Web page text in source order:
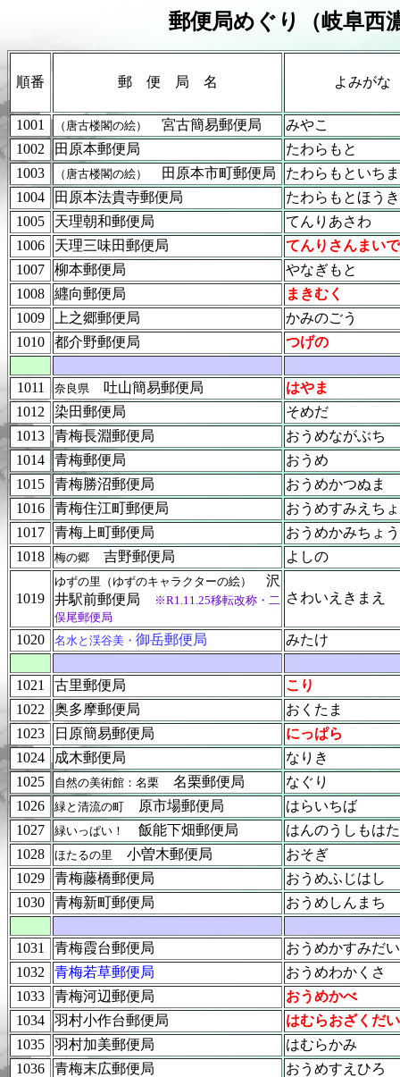
郵便局めぐり（岐阜西
順番 郵 便 局 名 よみがな
1001 （唐古楼閣の絵） 宮古簡易郵便局
みやこ
1002
田原本郵便局
たわらもと
1003
（唐古楼閣の絵） 田原本市町郵便局
たわらもといち
1004
田原本法貴寺郵便局
たわらもとほう
1005
天理朝和郵便局
てんりあさわ
1006
天理三味田郵便局
てんりさんまい
1007
柳本郵便局
やなぎもと
1008
纒向郵便局
まきむく
1009
上之郷郵便局
かみのごう
1010
都介野郵便局 つげの
1011 奈良県 吐山簡易郵便局
はやま
1012
染田郵便局
そめだ
1013
青梅長淵郵便局
おうめながぶち
1014
青梅郵便局
おうめ
1015
青梅勝沼郵便局
おうめかつぬま
1016
青梅住江町郵便局
おうめすみえち
1017
青梅上町郵便局
おうめかみちょう
1018
梅の郷 吉野郵便局 よしの
1019
ゆずの里（ゆずのキャラクターの絵）
沢
井駅前郵便局
※R1.11.25移転改称・二
俣尾郵便局
さわいえきまえ
1020 名水と渓谷美・ 御岳郵便局 みたけ
1021 古里郵便局
こり
1022
奥多摩郵便局
おくたま
1023
日原簡易郵便局
にっぱら
1024
成木郵便局
なりき
1025
自然の美術館：名栗 名栗郵便局
なぐり
1026
緑と清流の町 原市場郵便局
はらいちば
1027
緑いっぱい！ 飯能下畑郵便局
はんのうしもはた
1028
ほたるの里 小曽木郵便局
おそぎ
1029
青梅藤橋郵便局
おうめふじはし
1030
青梅新町郵便局 おうめしんまち
1031 青梅霞台郵便局
おうめかすみだい
1032
青梅若草郵便局
おうめわかくさ
1033
青梅河辺郵便局
おうめかべ
1034
羽村小作台郵便局
はむらおざくだい
1035
羽村加美郵便局
はむらかみ
1036
青梅末広郵便局
おうめすえひろ